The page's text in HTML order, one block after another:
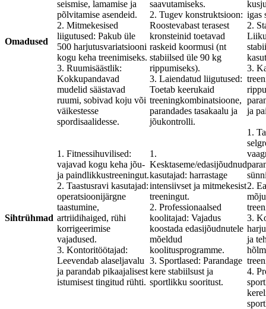
Omadused
seismise, lamamise ja
põlvitamise asendeid.
2. Mitmekesised
liigutused: Pakub üle
500 harjutusvariatsiooni
kogu keha treenimiseks.
3. Ruumisäästlik:
Kokkupandavad
mudelid säästavad
ruumi, sobivad koju või
väikestesse
spordisaalidesse.
saavutamiseks.
2. Tugev konstruktsioon:
Roostevabast terasest
kronsteinid toetavad
raskeid koormusi (nt
stabiilsed üle 90 kg
rippumiseks).
3. Laiendatud liigutused:
Toetab keerukaid
treeningkombinatsioone,
parandades tasakaalu ja
jõukontrolli.
igas
2.
3.
ja
Sihtrühmad
1. Fitnessihuvilised:
vajavad kogu keha jõu-
ja paindlikkustreeningut.
2. Taastusravi kasutajad:
operatsioonijärgne
taastumine,
artriidihaiged, rühi
korrigeerimise
vajadused.
3. Kontoritöötajad:
Leevendab alaseljavalu
ja parandab pikaajalisest
istumisest tingitud rühti.
1.
Kesktaseme/edasijõudnud
kasutajad: harrastage
intensiivset ja mitmekesist
treeningut.
2. Professionaalsed
koolitajad: Vajadus
koostada edasijõudnutele
mõeldud
koolitusprogramme.
3. Sportlased: Parandage
kere stabiilsust ja
sportlikku sooritust.
1.
2.
3.
ja
4.